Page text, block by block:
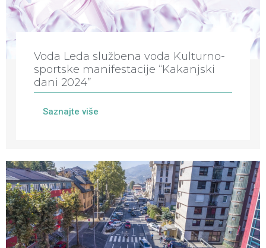
Voda Leda službena voda Kulturno-
sportske manifestacije “Kakanjski
dani 2024”
Saznajte više